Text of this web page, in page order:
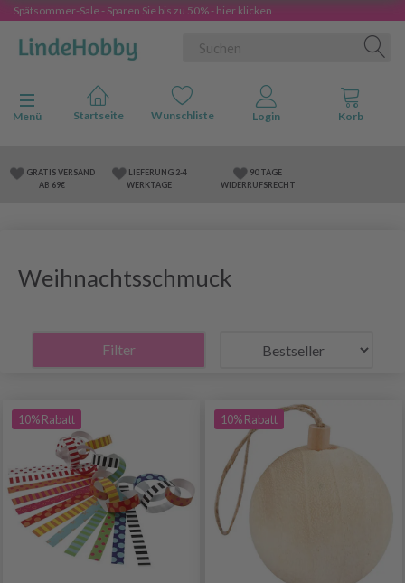
Spätsommer-Sale - Sparen Sie bis zu 50% - hier klicken
Anzeige ändern
Menü
GRATIS VERSAND
AB 69€
LIEFERUNG 2-4
WERKTAGE
90 TAGE
WIDERRUFSRECHT
Weihnachtsschmuck
Filter
10% Rabatt 10% Rabatt